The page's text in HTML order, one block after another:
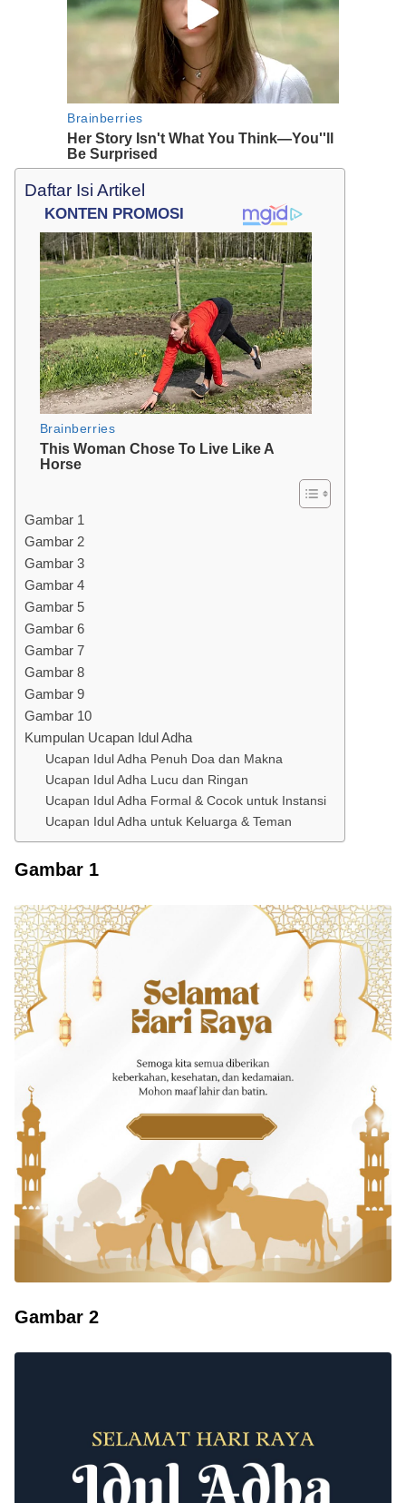
Daftar Isi Artikel
Gambar 1
Gambar 2
Gambar 3
Gambar 4
Gambar 5
Gambar 6
Gambar 7
Gambar 8
Gambar 9
Gambar 10
Kumpulan Ucapan Idul Adha
Ucapan Idul Adha Penuh Doa dan Makna
Ucapan Idul Adha Lucu dan Ringan
Ucapan Idul Adha Formal & Cocok untuk Instansi
Ucapan Idul Adha untuk Keluarga & Teman
Gambar 1
Gambar 2